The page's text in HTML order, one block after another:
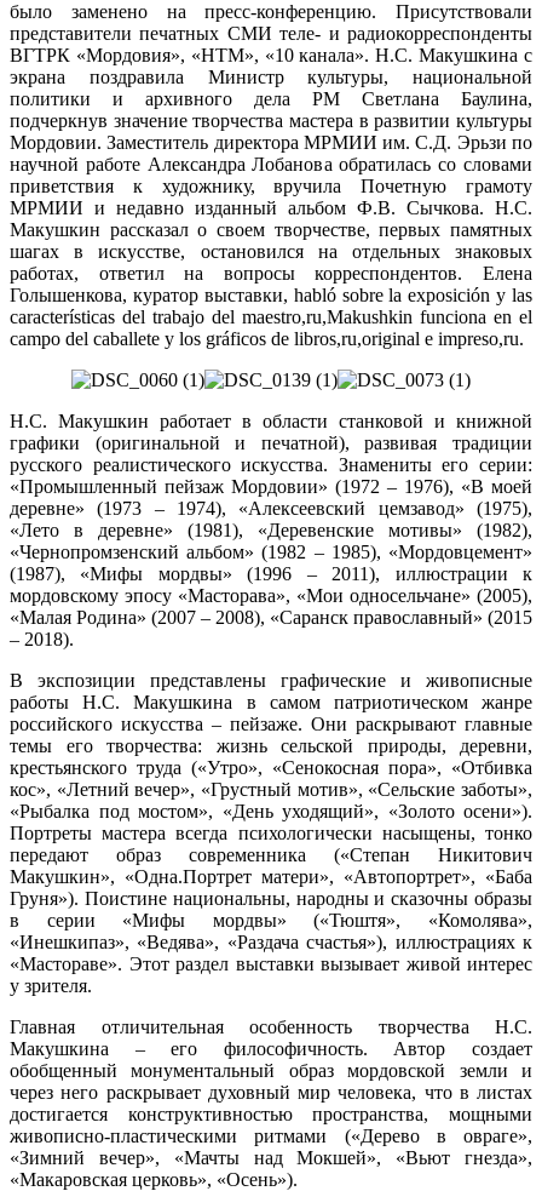
было заменено на пресс-конференцию. Присутствовали
представители печатных СМИ теле- и радиокорреспонденты
ВГТРК «Мордовия», «НТМ», «10 канала». Н.С. Макушкина с
экрана поздравила Министр культуры, национальной
политики и архивного дела РМ Светлана Баулина,
подчеркнув значение творчества мастера в развитии культуры
Мордовии. Заместитель директора МРМИИ им. С.Д. Эрьзи по
научной работе Александра Лобанова обратилась со словами
приветствия к художнику, вручила Почетную грамоту
МРМИИ и недавно изданный альбом Ф.В. Сычкова. Н.С.
Макушкин рассказал о своем творчестве, первых памятных
шагах в искусстве, остановился на отдельных знаковых
работах, ответил на вопросы корреспондентов. Елена
Голышенкова, куратор выставки, habló sobre la exposición y las
características del trabajo del maestro,ru,Makushkin funciona en el
campo del caballete y los gráficos de libros,ru,original e impreso,ru.
Н.С. Макушкин работает в области станковой и книжной
графики (оригинальной и печатной),развивая традиции
русского реалистического искусства. Знамениты его серии:
«Промышленный пейзаж Мордовии» (1972 – 1976), «В моей
деревне» (1973 – 1974), «Алексеевский цемзавод» (1975),
«Лето в деревне» (1981), «Деревенские мотивы» (1982),
«Чернопромзенский альбом» (1982 – 1985), «Мордовцемент»
(1987), «Мифы мордвы» (1996 – 2011), иллюстрации к
мордовскому эпосу «Масторава», «Мои односельчане» (2005),
«Малая Родина» (2007 – 2008), «Саранск православный» (2015
– 2018).
В экспозиции представлены графические и живописные
работы Н.С. Макушкина в самом патриотическом жанре
российского искусства – пейзаже. Они раскрывают главные
темы его творчества: жизнь сельской природы, деревни,
крестьянского труда («Утро», «Сенокосная пора», «Отбивка
кос», «Летний вечер», «Грустный мотив», «Сельские заботы»,
«Рыбалка под мостом», «День уходящий», «Золото осени»).
Портреты мастера всегда психологически насыщены, тонко
передают образ современника («Степан Никитович
Макушкин», «Одна.Портрет матери», «Автопортрет», «Баба
Груня»). Поистине национальны, народны и сказочны образы
в серии «Мифы мордвы» («Тюштя», «Комолява»,
«Инешкипаз», «Ведява», «Раздача счастья»), иллюстрациях к
«Мастораве». Этот раздел выставки вызывает живой интерес
у зрителя.
Главная отличительная особенность творчества Н.С.
Макушкина – его философичность. Автор создает
обобщенный монументальный образ мордовской земли и
через него раскрывает духовный мир человека, что в листах
достигается конструктивностью пространства, мощными
живописно-пластическими ритмами («Дерево в овраге»,
«Зимний вечер», «Мачты над Мокшей», «Вьют гнезда»,
«Макаровская церковь», «Осень»).